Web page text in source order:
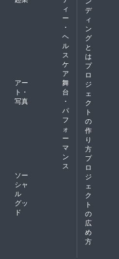
ィ
ー
・
ヘ
ル
ス
ケ
ア
アー
ト・
写真
舞
台
・
パ
フ
ォ
ー
マ
ン
ス
ソー
シャ
ル
グッ
ド
デ
ィ
ン
グ
と
は
プ
ロ
ジ
ェ
ク
ト
の
作
り
方
プ
ロ
ジ
ェ
ク
ト
の
広
め
方